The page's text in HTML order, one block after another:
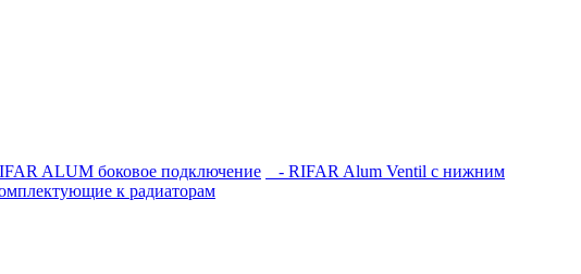
ALUM боковое подключение
- RIFAR Alum Ventil с нижним
к радиаторам